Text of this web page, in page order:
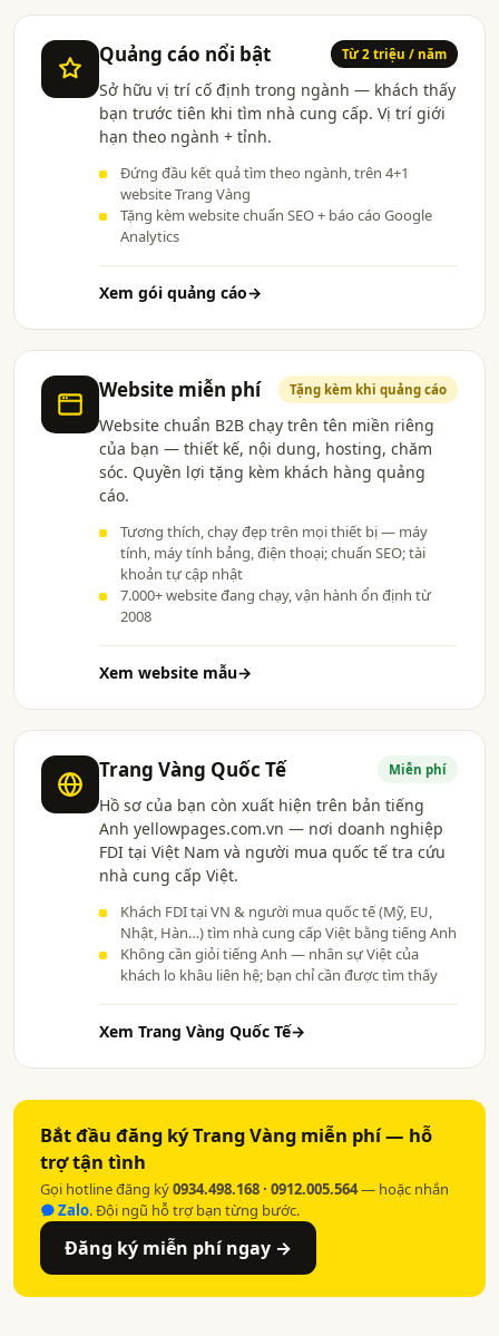
Quảng cáo nổi bật Từ 2 triệu / năm
Sở hữu vị trí cố định trong ngành — khách thấy
bạn trước tiên khi tìm nhà cung cấp. Vị trí giới
hạn theo ngành + tỉnh.
Đứng đầu kết quả tìm theo ngành, trên 4+1
website Trang Vàng
Tặng kèm website chuẩn SEO + báo cáo Google
Analytics
Xem gói quảng cáo→
Website miễn phí Tặng kèm khi quảng cáo
Website chuẩn B2B chạy trên tên miền riêng
của bạn — thiết kế, nội dung, hosting, chăm
sóc. Quyền lợi tặng kèm khách hàng quảng
cáo.
Tương thích, chạy đẹp trên mọi thiết bị — máy
tính, máy tính bảng, điện thoại; chuẩn SEO; tài
khoản tự cập nhật
7.000+ website đang chạy, vận hành ổn định từ
2008
Xem website mẫu→
Trang Vàng Quốc Tế Miễn phí
Hồ sơ của bạn còn xuất hiện trên bản tiếng
Anh yellowpages.com.vn — nơi doanh nghiệp
FDI tại Việt Nam và người mua quốc tế tra cứu
nhà cung cấp Việt.
Khách FDI tại VN & người mua quốc tế (Mỹ, EU,
Nhật, Hàn…) tìm nhà cung cấp Việt bằng tiếng Anh
Không cần giỏi tiếng Anh — nhân sự Việt của
khách lo khâu liên hệ; bạn chỉ cần được tìm thấy
Xem Trang Vàng Quốc Tế→
Bắt đầu đăng ký Trang Vàng miễn phí — hỗ
trợ tận tình
Gọi hotline đăng ký0934.498.168 · 0912.005.564— hoặc nhắn
Zalo. Đội ngũ hỗ trợ bạn từng bước.
Đăng ký miễn phí ngay →